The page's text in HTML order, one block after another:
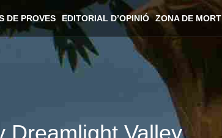
DE PROVES EDITORIAL D’OPINIÓ ZONA DE MORT
Dreamlight Valley